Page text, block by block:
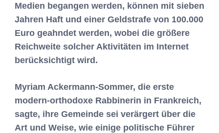
Medien begangen werden, können mit sieben
Jahren Haft und einer Geldstrafe von 100.000
Euro geahndet werden, wobei die größere
Reichweite solcher Aktivitäten im Internet
berücksichtigt wird.
Myriam Ackermann-Sommer, die erste
modern-orthodoxe Rabbinerin in Frankreich,
sagte, ihre Gemeinde sei verärgert über die
Art und Weise, wie einige politische Führer